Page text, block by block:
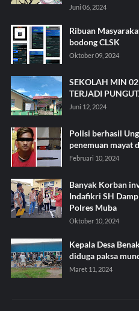
Juni 06, 2024
Ribuan
bodong CLSK
Oktober 09, 2024
SEKOLAH MIN
TERJADI
Juni 12, 2024
Polisi berhasil
penemuan mayat
Februari 10, 2024
Banyak Korban
Indafikri SH
Polres Muba
Oktober 10, 2024
Kepala Desa
diduga paksa
Maret 11, 2024